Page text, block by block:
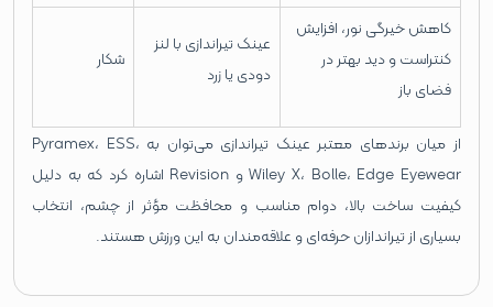
شکار
عینک تیراندازی با لنز
دودی یا زرد
کاهش خیرگی نور، افزایش
کنتراست و دید بهتر در
فضای باز
از میان برندهای معتبر عینک تیراندازی می‌توان به Pyramex، ESS،
Wiley X، Bolle، Edge Eyewear و Revision اشاره کرد که به دلیل
کیفیت ساخت بالا، دوام مناسب و محافظت مؤثر از چشم، انتخاب
بسیاری از تیراندازان حرفه‌ای و علاقه‌مندان به این ورزش هستند.